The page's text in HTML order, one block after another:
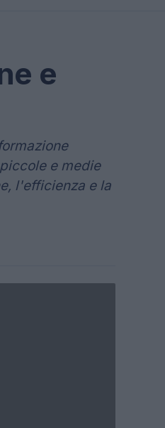
e
e medie
l'efficienza e la